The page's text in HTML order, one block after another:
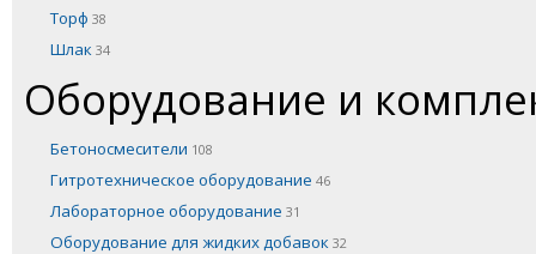
Торф 38
Шлак 34
Оборудование и
Бетоносмесители 108
Гитротехническое оборудование 46
Лабораторное оборудование 31
Оборудование для жидких добавок 32